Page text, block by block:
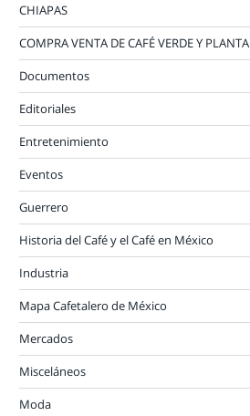
CHIAPAS
COMPRA VENTA DE CAFÉ VERDE Y PLANTA
Documentos
Editoriales
Entretenimiento
Eventos
Guerrero
Historia del Café y el Café en México
Industria
Mapa Cafetalero de México
Mercados
Misceláneos
Moda